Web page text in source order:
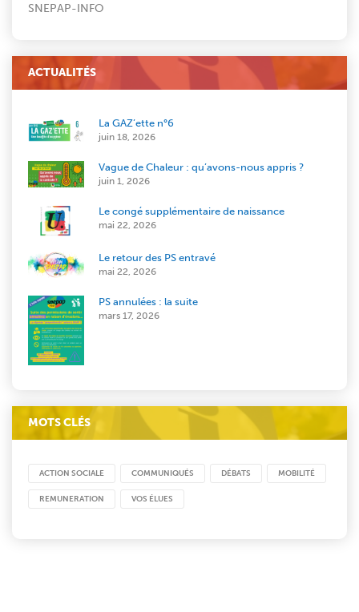
SNEPAP-INFO
ACTUALITÉS
La GAZ’ette n°6
juin 18, 2026
Vague de Chaleur : qu’avons-nous appris ?
juin 1, 2026
Le congé supplémentaire de naissance
mai 22, 2026
Le retour des PS entravé
mai 22, 2026
PS annulées : la suite
mars 17, 2026
MOTS CLÉS
ACTION SOCIALE COMMUNIQUÉS DÉBATS MOBILITÉ
REMUNERATION VOS ÉLUES